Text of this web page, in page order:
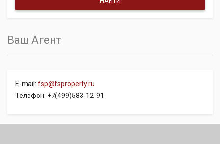
Ваш Агент
E-mail: fsp@fsproperty.ru
Телефон: +7(499)583-12-91